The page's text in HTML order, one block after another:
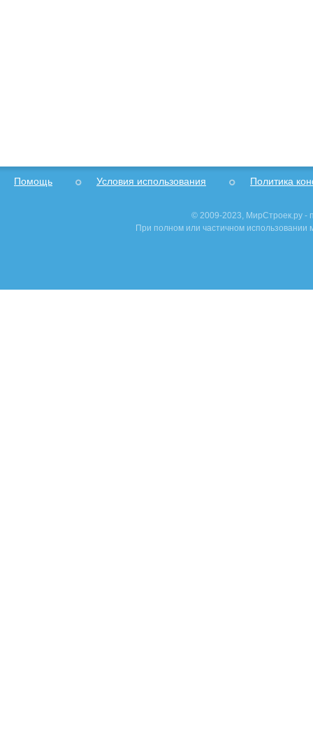
Помощь Условия использования Политика
© 2009-2023, МирСтроек.ру -
При полном или частичном использовании